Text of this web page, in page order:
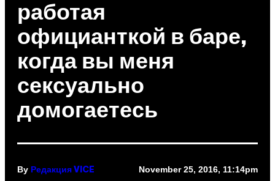
работая
официанткой в баре,
когда вы меня
сексуально
домогаетесь
By Редакция VICE November 25, 2016, 11:14pm